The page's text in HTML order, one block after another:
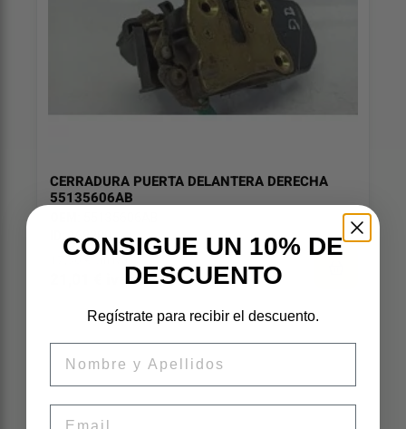
CERRADURA PUERTA DELANTERA DERECHA
55135606AB
ID:168289
17,36 € sin iva
21,01 € iva inc
CONSIGUE UN 10% DE
DESCUENTO
Regístrate para recibir el descuento.